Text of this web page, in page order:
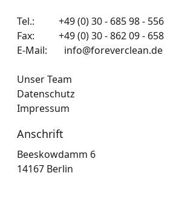
Inklusionspreis 2014
Integration von Menschen mit
Behinderung.
Tel.: +49 (0) 30 - 685 98 - 556
Fax: +49 (0) 30 - 862 09 - 658
E-Mail: info@foreverclean.de
Unser Team
Datenschutz
Impressum
Anschrift
Beeskowdamm 6
14167 Berlin